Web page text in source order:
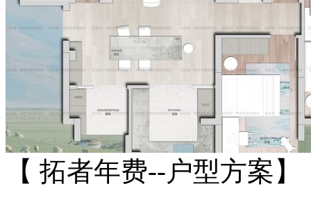
【 拓者年费--户型方案】